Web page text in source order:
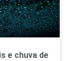
e chuva de